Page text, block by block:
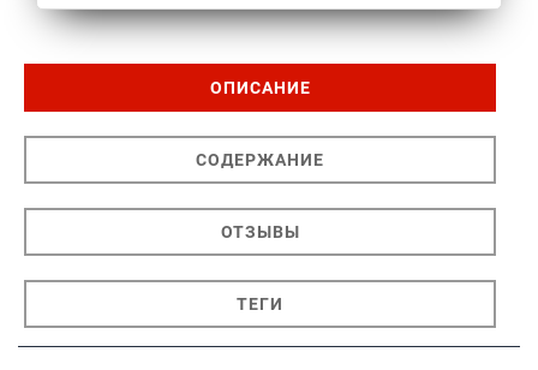
ОПИСАНИЕ
СОДЕРЖАНИЕ
ОТЗЫВЫ
ТЕГИ